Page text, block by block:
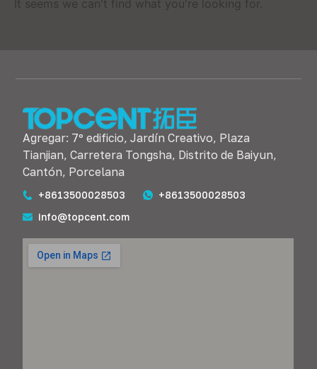
It seems we can't find what you're looking for
Agregar: 7º edificio, Jardín Creativo, Plaza
Tianjian, Carretera Tongsha, Distrito de Baiyun,
Cantón, Porcelana
+8613500028503
+8613500028503
info@topcent.com